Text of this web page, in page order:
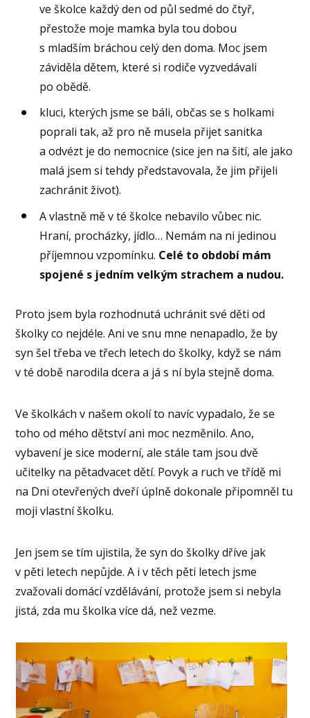
ve školce každý den od půl sedmé do čtyř,
přestože moje mamka byla tou dobou
s mladším bráchou celý den doma. Moc jsem
záviděla dětem, které si rodiče vyzvedávali
po obědě.
kluci, kterých jsme se báli, občas se s holkami
poprali tak, až pro ně musela přijet sanitka
a odvézt je do nemocnice (sice jen na šití, ale jako
malá jsem si tehdy představovala, že jim přijeli
zachránit život).
A vlastně mě v té školce nebavilo vůbec nic.
Hraní, procházky, jídlo… Nemám na ni jedinou
příjemnou vzpomínku. Celé to období mám
spojené s jedním velkým strachem a nudou.
Proto jsem byla rozhodnutá uchránit své děti od
školky co nejdéle. Ani ve snu mne nenapadlo, že by
syn šel třeba ve třech letech do školky, když se nám
v té době narodila dcera a já s ní byla stejně doma.
Ve školkách v našem okolí to navíc vypadalo, že se
toho od mého dětství ani moc nezměnilo. Ano,
vybavení je sice moderní, ale stále tam jsou dvě
učitelky na pětadvacet dětí. Povyk a ruch ve třídě mi
na Dni otevřených dveří úplně dokonale připomněl tu
moji vlastní školku.
Jen jsem se tím ujistila, že syn do školky dříve jak
v pěti letech nepůjde. A i v těch pěti letech jsme
zvažovali domácí vzdělávání, protože jsem si nebyla
jistá, zda mu školka více dá, než vezme.